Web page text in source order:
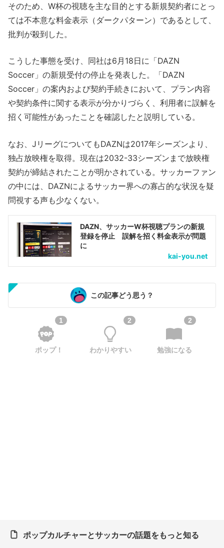
そのため、W杯の視聴を主な目的とする新規契約者にとっ
ては不本意な料金表示（ダークパターン）であるとして、
批判が殺到した。
こうした事態を受け、同社は6月18日に「DAZN
Soccer」の新規受付の停止を発表した。「DAZN
Soccer」の案内および契約手続きにおいて、プラン内容
や契約条件に関する表示が分かりづらく、利用者に誤解を
招く可能性があったことを確認したと説明している。
なお、JリーグについてもDAZNは2017年シーズンより、
独占放映権を取得。現在は2032-33シーズンまで放映権
契約が締結されたことが明かされている。サッカーファン
の中には、DAZNによるサッカー界への寡占的な状況を疑
問視する声も少なくない。
DAZN、サッカーW杯視聴プランの新規
登録を停止 誤解を招く料金表示が問題
に
kai-you.net
この記事どう思う？
1
ポップ！
2
わかりやすい
2
勉強になる
ポップカルチャーとサッカーの話題をもっと知る